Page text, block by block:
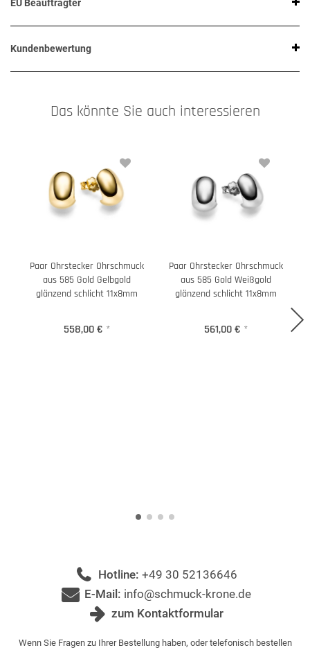
EU Beauftragter
Kundenbewertung
Das könnte Sie auch interessieren
Paar Ohrstecker Ohrschmuck
aus 585 Gold Gelbgold
glänzend schlicht 11x8mm
558,00 € *
Paar Ohrstecker Ohrschmuck
aus 585 Gold Weißgold
glänzend schlicht 11x8mm
561,00 € *
Hotline: +49 30 52136646
E-Mail: info@schmuck-krone.de
zum Kontaktformular
Wenn Sie Fragen zu Ihrer Bestellung haben, oder telefonisch bestellen